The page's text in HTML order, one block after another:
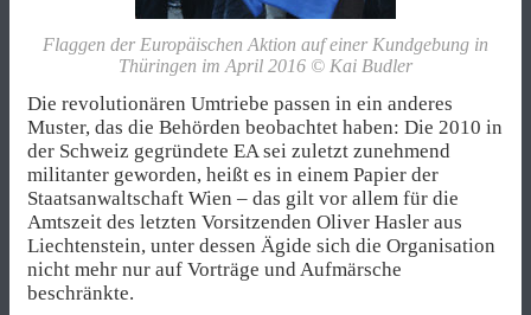
Flaggen der Europäischen Aktion auf einer Kundgebung in
Thüringen im April 2016 © Kai Budler
Die revolutionären Umtriebe passen in ein anderes
Muster, das die Behörden beobachtet haben: Die 2010 in
der Schweiz gegründete EA sei zuletzt zunehmend
militanter geworden, heißt es in einem Papier der
Staatsanwaltschaft Wien – das gilt vor allem für die
Amtszeit des letzten Vorsitzenden Oliver Hasler aus
Liechtenstein, unter dessen Ägide sich die Organisation
nicht mehr nur auf Vorträge und Aufmärsche
beschränkte.